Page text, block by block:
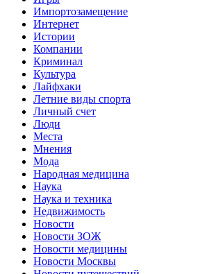
Импортозамещение
Интернет
Истории
Компании
Криминал
Культура
Лайфхаки
Летние виды спорта
Личный счет
Люди
Места
Мнения
Мода
Народная медицина
Наука
Наука и техника
Недвижимость
Новости
Новости ЗОЖ
Новости медицины
Новости Москвы